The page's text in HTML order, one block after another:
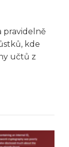
pravidelně
kde
učtů z